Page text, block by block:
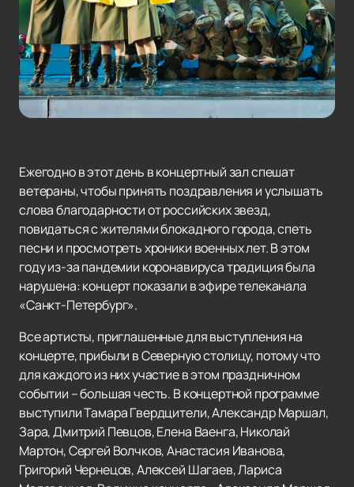
Ежегодно в этот день в концертный зал спешат
ветераны, чтобы принять поздравления и услышать
слова благодарности от российских звезд,
повидаться с жителями блокадного города, спеть
песни и просмотреть хроники военных лет. В этом
году из-за пандемии коронавируса традиция была
нарушена: концерт показали в эфире телеканала
«Санкт-Петербург».
Все артисты, приглашенные для выступления на
концерте, прибыли в Северную столицу, потому что
для каждого из них участие в этом праздничном
событии – большая честь. В концертной программе
выступили Тамара Гвердцители, Александр Маршал,
Зара, Дмитрий Певцов, Елена Ваенга, Николай
Мартон, Сергей Волчков, Анастасия Иванова,
Григорий Чернецов, Алексей Шагаев, Лариса